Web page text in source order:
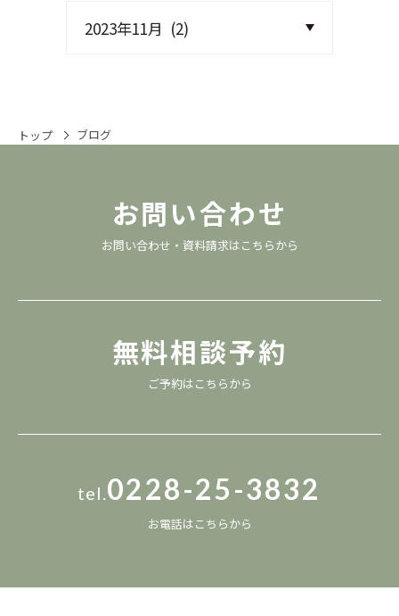
トップ ブログ
お問い合わせ
お問い合わせ・資料請求はこちらから
無料相談予約
ご予約はこちらから
tel.0228-25-3832
お電話はこちらから